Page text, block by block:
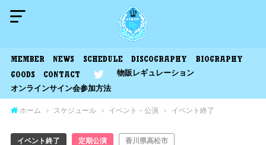
MEMBER NEWS SCHEDULE DISCOGRAPHY
BIOGRAPHY
GOODS
CONTACT
物販レギュレーション
オンラインサイン会参加方法
ホーム スケジュール イベント・公演 イベント終了
イベント終了 定期公演 香川県高松市